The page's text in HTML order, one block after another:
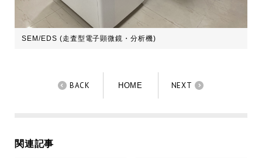
SEM/EDS (走査型電子顕微鏡・分析機)
BACK HOME NEXT
関連記事